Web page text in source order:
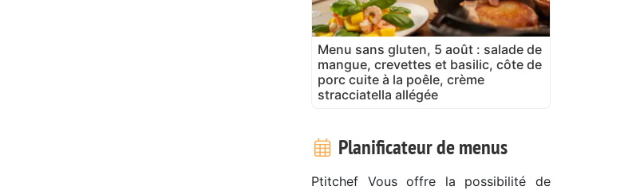
Menu sans gluten, 5 août : salade de
mangue, crevettes et basilic, côte de
porc cuite à la poêle, crème
stracciatella allégée
Planificateur de menus
Ptitchef Vous offre la possibilité de